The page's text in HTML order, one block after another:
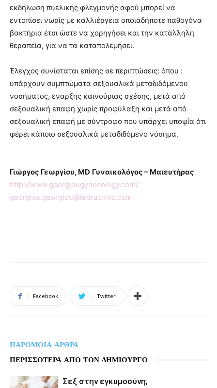
εκδήλωση πυελικής φλεγμονής αφού μπορεί να
εντοπίσει νωρίς με καλλιέργεια οποιαδήποτε παθογόνα
βακτήρια έτσι ώστε να χορηγήσει και την κατάλληλη
θεραπεία, για να τα καταπολεμήσει.
Έλεγχος συνίσταται επίσης σε περιπτώσεις: όπου :
υπάρχουν συμπτώματα σεξουαλικά μεταδιδόμενου
νοσήματος, έναρξης καινούριας σχέσης, μετά από
σεξουαλική επαφή χωρίς προφύλαξη και μετά από
σεξουαλική επαφή με σύντροφο που υπάρχει υποψία ότι
φέρει κάποιο σεξουαλικά μεταδιδόμενο νόσημα.
Γιώργος Γεωργίου, MD Γυναικολόγος – Μαιευτήρας
http://www.georgiougynecology.com/
georgios.georgiou@ledraclinic.com
Facebook Twitter
ΠΑΡΟΜΟΙΑ ΑΡΘΡΑ
ΠΕΡΙΣΣΟΤΕΡΑ ΑΠΟ ΤΟΝ ΔΗΜΙΟΥΡΓΟ
Σεξ στην εγκυμοσύνη;